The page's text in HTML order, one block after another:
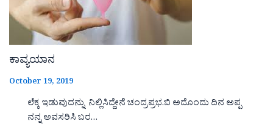
ಕಾವ್ಯಯಾನ
October 19, 2019
ಲೆಕ್ಕ ಇಡುವುದನ್ನು ನಿಲ್ಲಿಸಿದ್ದೇನೆ ಚಂದ್ರಪ್ರಭ.ಬಿ ಅದೊಂದು ದಿನ ಅಪ್ಪ
ನನ್ನ ಅವಸರಿಸಿ ಬರ…